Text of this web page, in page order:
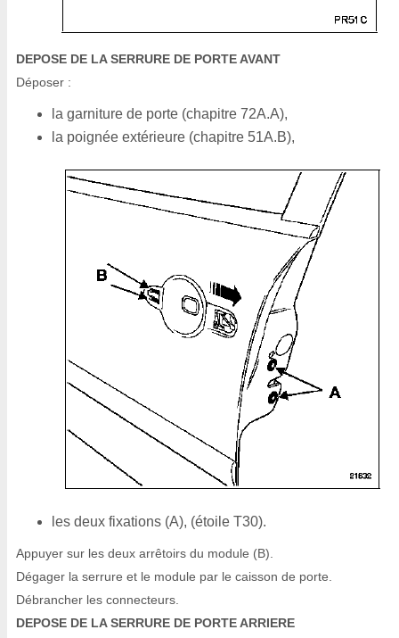
DEPOSE DE LA SERRURE DE PORTE AVANT
Déposer :
la garniture de porte (chapitre 72A.A),
la poignée extérieure (chapitre 51A.B),
les deux fixations (A), (étoile T30).
Appuyer sur les deux arrêtoirs du module (B).
Dégager la serrure et le module par le caisson de porte.
Débrancher les connecteurs.
DEPOSE DE LA SERRURE DE PORTE ARRIERE